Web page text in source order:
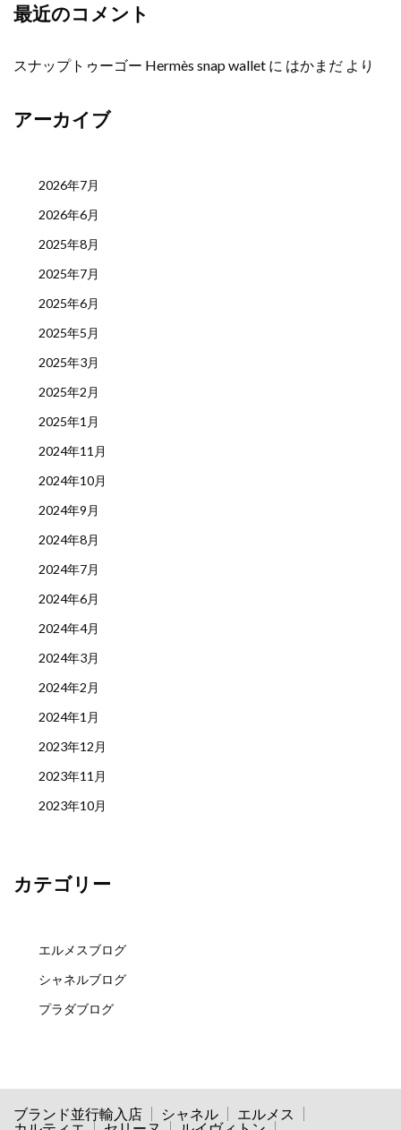
最近のコメント
スナップトゥーゴー Hermès snap wallet に はかまだ より
アーカイブ
2026年7月
2026年6月
2025年8月
2025年7月
2025年6月
2025年5月
2025年3月
2025年2月
2025年1月
2024年11月
2024年10月
2024年9月
2024年8月
2024年7月
2024年6月
2024年4月
2024年3月
2024年2月
2024年1月
2023年12月
2023年11月
2023年10月
カテゴリー
エルメスブログ
シャネルブログ
プラダブログ
ブランド並行輸入店 シャネル
エルメス